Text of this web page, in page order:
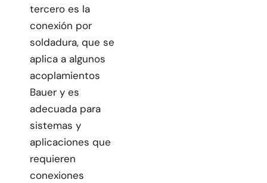
tercero es la
conexión por
soldadura, que se
aplica a algunos
acoplamientos
Bauer y es
adecuada para
sistemas y
aplicaciones que
requieren
conexiones